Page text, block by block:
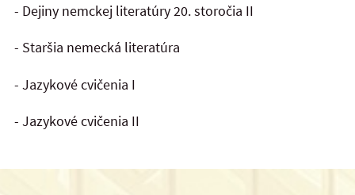
- Dejiny nemckej literatúry 20. storočia II
- Staršia nemecká literatúra
- Jazykové cvičenia I
- Jazykové cvičenia II